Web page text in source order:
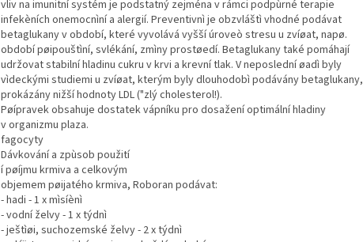
vliv na imunitní systém je podstatný zejména v rámci podpùrné terapie
infekèních onemocnìní a alergií. Preventivnì je obzvláštì vhodné podávat
betaglukany v období, které vyvolává vyšší úroveò stresu u zvíøat, napø.
období pøipouštìní, svlékání, zmìny prostøedí. Betaglukany také pomáhají
udržovat stabilní hladinu cukru v krvi a krevní tlak. V neposlední øadì byly
vìdeckými studiemi u zvíøat, kterým byly dlouhodobì podávány betaglukany,
prokázány nižší hodnoty LDL ("zlý cholesterol!).
Pøípravek obsahuje dostatek vápníku pro dosažení optimální hladiny
v organizmu plaza.
fagocyty
Dávkování a zpùsob použití
í pøíjmu krmiva a celkovým
objemem pøijatého krmiva, Roboran podávat:
- hadi - 1 x mìsíènì
- vodní želvy - 1 x týdnì
- ještìøi, suchozemské želvy - 2 x týdnì